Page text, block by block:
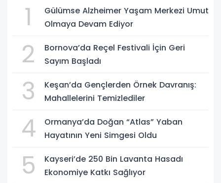
1
Gülümse Alzheimer Yaşam Merkezi Umut
Olmaya Devam Ediyor
2
Bornova’da Reçel Festivali İçin Geri
Sayım Başladı
3
Keşan’da Gençlerden Örnek Davranış:
Mahallelerini Temizlediler
4
Ormanya’da Doğan “Atlas” Yaban
Hayatının Yeni Simgesi Oldu
5
Kayseri’de 250 Bin Lavanta Hasadı
Ekonomiye Katkı Sağlıyor